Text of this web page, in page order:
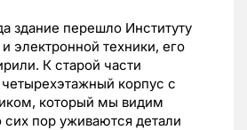
здание перешло Институту
электронной техники, его
К старой части
корпус с
который мы видим
сих пор уживаются детали